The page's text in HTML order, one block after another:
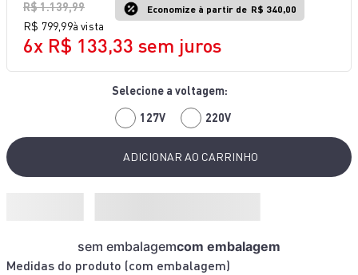
R$1.139,99 Economize à partir de R$ 340,00
R$ 799 99à vista
6x R$ 133,33 sem juros
127V 220V
ADICIONAR AO CARRINHO
Medidas do produto (com embalagem)
sem embalagemcom embalagem